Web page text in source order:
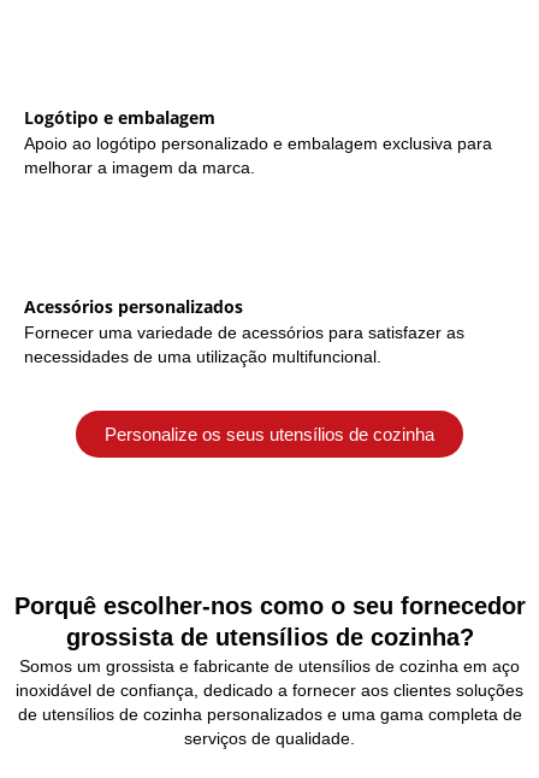
Logótipo e embalagem
Apoio ao logótipo personalizado e embalagem exclusiva para
melhorar a imagem da marca.
Acessórios personalizados
Fornecer uma variedade de acessórios para satisfazer as
necessidades de uma utilização multifuncional.
Personalize os seus utensílios de cozinha
Porquê escolher-nos como o seu fornecedor
grossista de utensílios de cozinha?
Somos um grossista e fabricante de utensílios de cozinha em aço
inoxidável de confiança, dedicado a fornecer aos clientes soluções
de utensílios de cozinha personalizados e uma gama completa de
serviços de qualidade.